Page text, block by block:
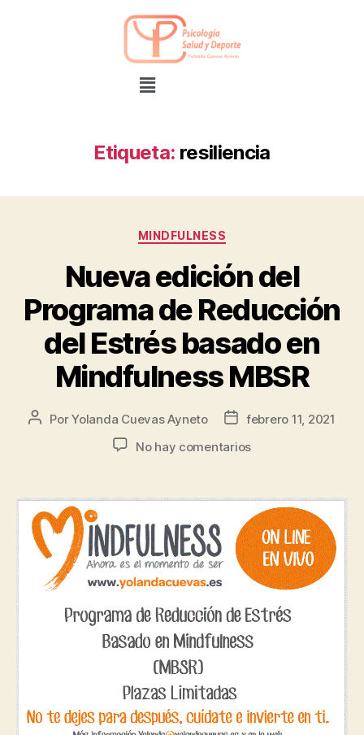
Etiqueta: resiliencia
MINDFULNESS
Nueva edición del
Programa de Reducción
del Estrés basado en
Mindfulness MBSR
PorYolanda Cuevas Ayneto
febrero 11, 2021
No hay comentarios